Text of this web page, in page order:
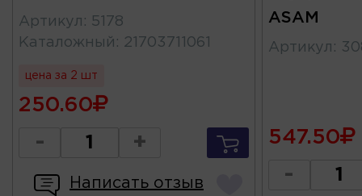
Артикул : 5178
Каталожный : 21703711061
цена за 2 шт
250.60
- +
Написать отзыв
ASAM
Артикул :
547.50
-